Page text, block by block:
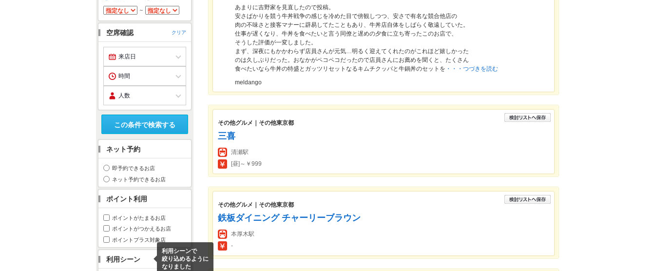
～
空席確認 クリア
この条件で検索する
ネット予約
即予約できるお店
ネット予約できるお店
ポイント利用
ポイントがたまるお店
ポイントがつかえるお店
ポイントプラス対象店
利用シーン
利用シーンで
絞り込めるように
なりました
あまりに吉野家を見直したので投稿。
安さばかりを競う牛丼戦争の感じを冷めた目で傍観しつつ、安さで有名な競合他店の
肉の不味さと接客マナーに辟易してたこともあり、牛丼店自体をしばらく敬遠していた。
仕事が遅くなり、牛丼を食べたいと言う同僚と遅めの夕食に立ち寄ったこのお店で、
そうした評価が一変しました。
まず、深夜にもかかわらず店員さんが元気…明るく迎えてくれたのがこれほど嬉しかった
のは久しぶりだった。おなかがペコペコだったので店員さんにお薦めを聞くと、たくさん
食べたいなら牛丼の特盛とガッツリセットなるキムチクッパと牛鍋丼のセットを ・・・つづきを読む
meldango
その他グルメ｜その他東京都
三喜
清瀬駅
[昼]～￥999
その他グルメ｜その他東京都
鉄板ダイニング チャーリーブラウン
本厚木駅
-